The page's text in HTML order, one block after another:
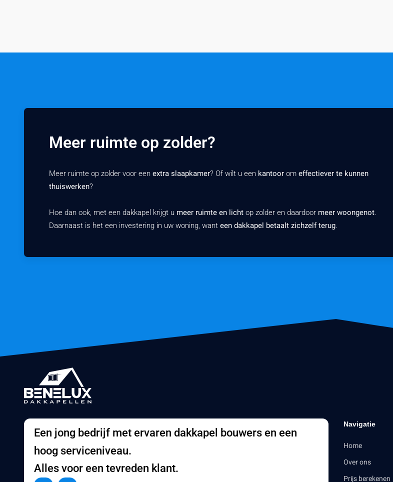
Meer ruimte op zolder?
Meer ruimte op zolder voor een extra slaapkamer? Of wilt u een kantoor om effectiever te kunnen
thuiswerken?
Hoe dan ook, met een dakkapel krijgt u meer ruimte en licht op zolder en daardoor meer woongenot.
Daarnaast is het een investering in uw woning, want een dakkapel betaalt zichzelf terug.
Een jong bedrijf met ervaren dakkapel bouwers en een
hoog serviceniveau.
Alles voor een tevreden klant.
Navigatie
Home
Over ons
Prijs berekenen